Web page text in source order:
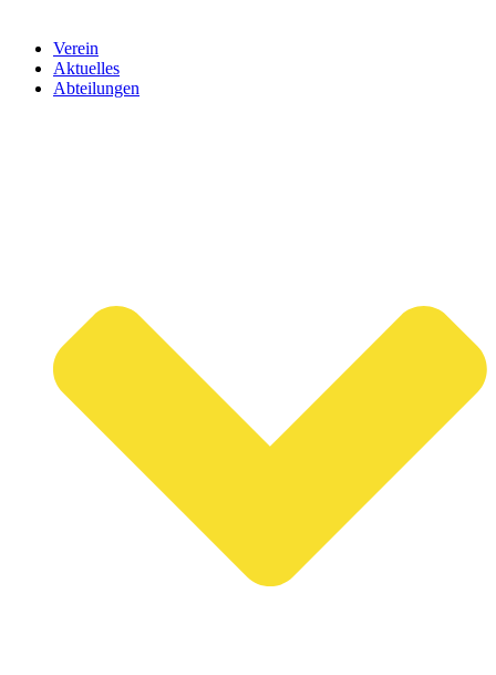
Verein
Aktuelles
Abteilungen